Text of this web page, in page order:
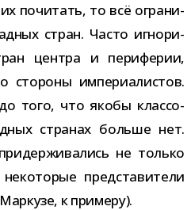
почи­тать, то всё огра­ни­
стран. Часто игно­ри­
цен­тра и пери­фе­рии,
сто­роны импе­ри­а­ли­стов.
того, что якобы клас­со­
стра­нах больше нет.
не только
пред­ста­ви­тели
к примеру).